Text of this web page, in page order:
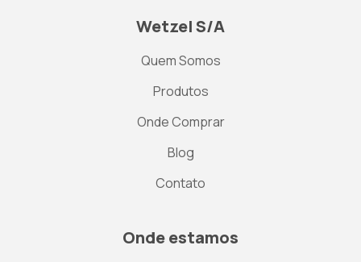
Wetzel S/A
Quem Somos
Produtos
Onde Comprar
Blog
Contato
Onde estamos